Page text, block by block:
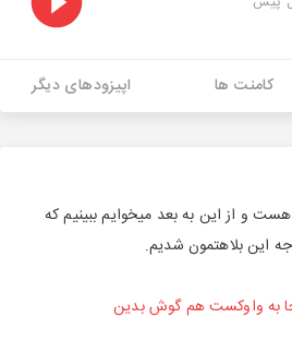
کامنت ها اپیزودهای دیگر
و از این به بعد میخوایم ببینیم که
این بلاهتمون شدیم.
به واوکست هم گوش بدین